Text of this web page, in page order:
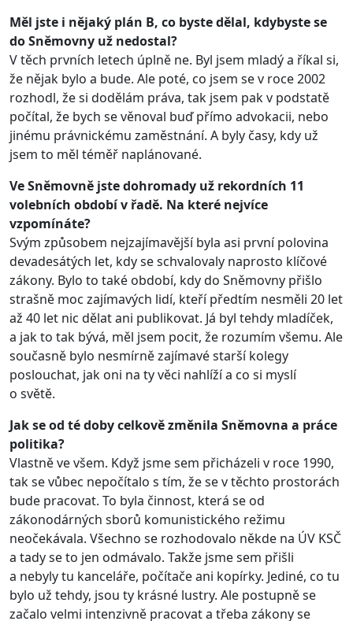
Měl jste i nějaký plán B, co byste dělal, kdybyste se
do Sněmovny už nedostal?
V těch prvních letech úplně ne. Byl jsem mladý a říkal si,
že nějak bylo a bude. Ale poté, co jsem se v roce 2002
rozhodl, že si dodělám práva, tak jsem pak v podstatě
počítal, že bych se věnoval buď přímo advokacii, nebo
jinému právnickému zaměstnání. A byly časy, kdy už
jsem to měl téměř naplánované.
Ve Sněmovně jste dohromady už rekordních 11
volebních období v řadě. Na které nejvíce
vzpomínáte?
Svým způsobem nejzajímavější byla asi první polovina
devadesátých let, kdy se schvalovaly naprosto klíčové
zákony. Bylo to také období, kdy do Sněmovny přišlo
strašně moc zajímavých lidí, kteří předtím nesměli 20 let
až 40 let nic dělat ani publikovat. Já byl tehdy mladíček,
a jak to tak bývá, měl jsem pocit, že rozumím všemu. Ale
současně bylo nesmírně zajímavé starší kolegy
poslouchat, jak oni na ty věci nahlíží a co si myslí
o světě.
Jak se od té doby celkově změnila Sněmovna a práce
politika?
Vlastně ve všem. Když jsme sem přicházeli v roce 1990,
tak se vůbec nepočítalo s tím, že se v těchto prostorách
bude pracovat. To byla činnost, která se od
zákonodárných sborů komunistického režimu
neočekávala. Všechno se rozhodovalo někde na ÚV KSČ
a tady se to jen odmávalo. Takže jsme sem přišli
a nebyly tu kanceláře, počítače ani kopírky. Jediné, co tu
bylo už tehdy, jsou ty krásné lustry. Ale postupně se
začalo velmi intenzivně pracovat a třeba zákony se